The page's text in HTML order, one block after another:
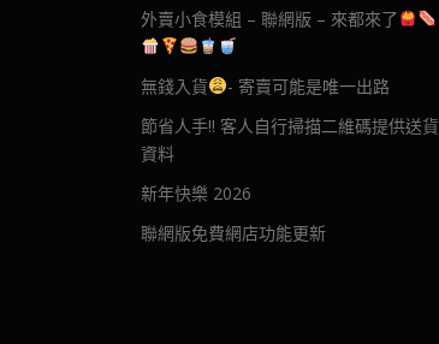
外賣小食模組 – 聯網版 – 來都來了
無錢入貨
- 寄賣可能是唯一出路
節省人手!! 客人自行掃描二維碼提供送貨
資料
新年快樂 2026
聯網版免費網店功能更新